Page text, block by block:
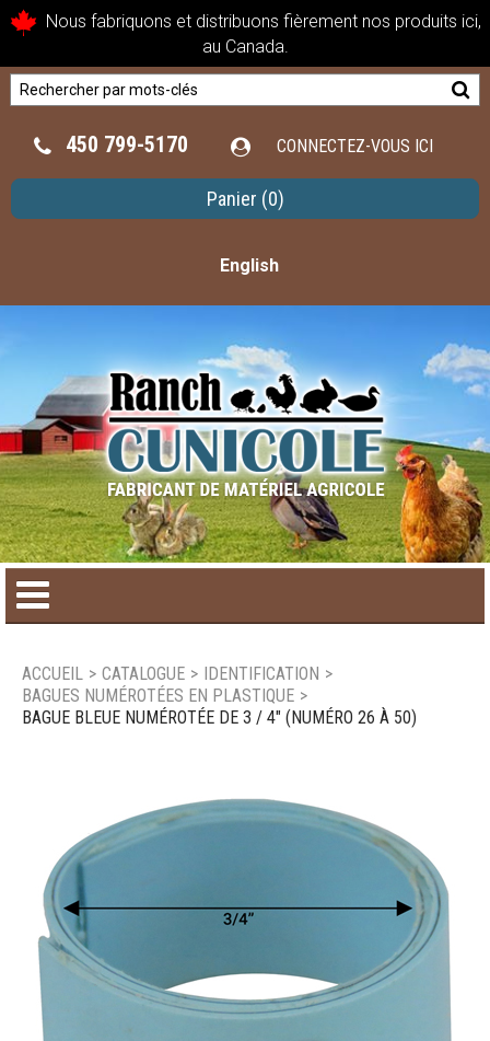
Nous fabriquons et distribuons fièrement nos produits ici,
au Canada.
450 799-5170 CONNECTEZ-VOUS ICI
Panier (0)
English
Catalogue de produit
Nous joindre
ACCUEIL > CATALOGUE > IDENTIFICATION >
BAGUES NUMÉROTÉES EN PLASTIQUE >
BAGUE BLEUE NUMÉROTÉE DE 3 / 4" (NUMÉRO 26 À 50)